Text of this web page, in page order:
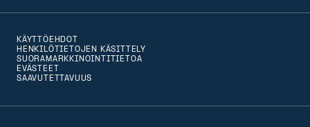
the
KÄYTTÖEHDOT
HENKILÖTIETOJEN KÄSITTELY
SUORAMARKKINOINTITIETOA
EVÄSTEET
SAAVUTETTAVUUS